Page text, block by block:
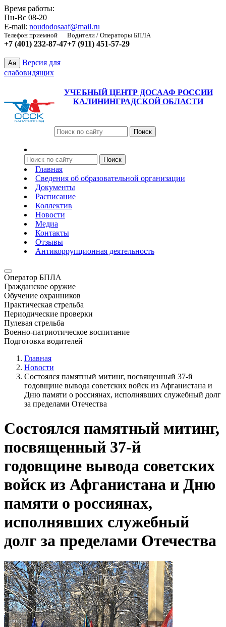
Время работы:
Пн-Вс 08-20
E-mail: noudodosaaf@mail.ru
Телефон приемной
+7 (401) 232-87-47
Водители / Операторы БПЛА
+7 (911) 451-57-29
Aa
Версия для
слабовидящих
УЧЕБНЫЙ ЦЕНТР ДОСААФ РОССИИ
КАЛИНИНГРАДСКОЙ ОБЛАСТИ
Главная
Сведения об образовательной организации
Документы
Расписание
Коллектив
Новости
Медиа
Контакты
Отзывы
Антикоррупционная деятельность
Оператор БПЛА
Гражданское оружие
Обучение охранников
Практическая стрельба
Периодические проверки
Пулевая стрельба
Военно-патриотическое воспитание
Подготовка водителей
Главная
Новости
Состоялся памятный митинг, посвященный 37-й
годовщине вывода советских войск из Афганистана и
Дню памяти о россиянах, исполнявших служебный долг
за пределами Отечества
Состоялся памятный митинг,
посвященный 37-й
годовщине вывода советских
войск из Афганистана и Дню
памяти о россиянах,
исполнявших служебный
долг за пределами Отечества